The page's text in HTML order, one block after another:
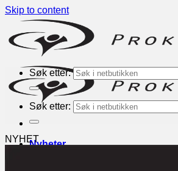
Skip to content
Nyheter
Søk etter:
Søk etter:
NYHET